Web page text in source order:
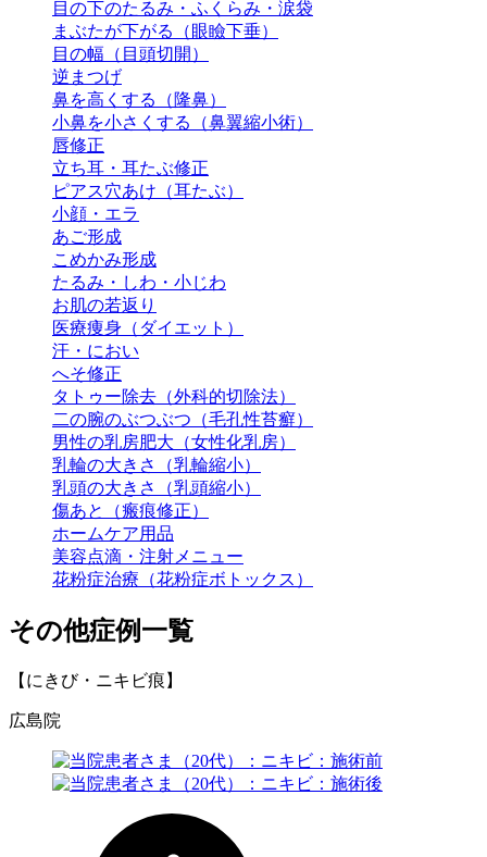
目の下のたるみ・ふくらみ・涙袋
まぶたが下がる（眼瞼下垂）
目の幅（目頭切開）
逆まつげ
鼻を高くする（隆鼻）
小鼻を小さくする（鼻翼縮小術）
唇修正
立ち耳・耳たぶ修正
ピアス穴あけ（耳たぶ）
小顔・エラ
あご形成
こめかみ形成
たるみ・しわ・小じわ
お肌の若返り
医療痩身（ダイエット）
汗・におい
へそ修正
タトゥー除去（外科的切除法）
二の腕のぶつぶつ（毛孔性苔癬）
男性の乳房肥大（女性化乳房）
乳輪の大きさ（乳輪縮小）
乳頭の大きさ（乳頭縮小）
傷あと（瘢痕修正）
ホームケア用品
美容点滴・注射メニュー
花粉症治療（花粉症ボトックス）
その他症例一覧
【にきび・ニキビ痕】
広島院